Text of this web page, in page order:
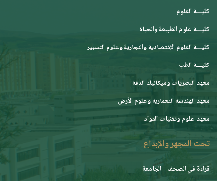
كليــــة العلوم
كليــــة علوم الطبيعة والحياة
كليــــة العلوم الإقتصادية والتجارية وعلوم التسيير
كليــــة الطب
معهد البصريات وميكانيك الدقة
معهد الهندسة المعمارية وعلوم الأرض
معهد علوم وتقنيات المواد
تحت المجهر والإبداع
قراءة في الصحف - الجامعة